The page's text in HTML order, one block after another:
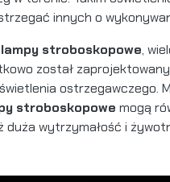
innych o
lampy stroboskopowe,
został
ostrzegawczego.
stroboskopowe mogą
wytrzymałość i